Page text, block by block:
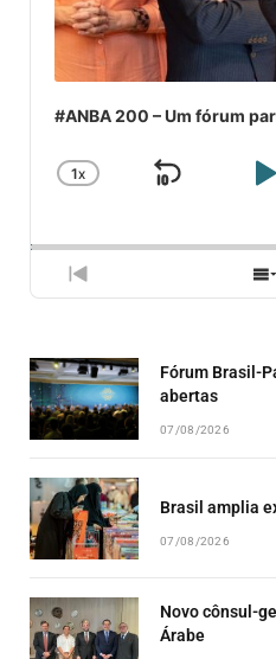
#ANBA 200 – Um fórum
CHANGE
1X
SKIP
PREVIOUS
EPISODE
Fórum Brasil-
abertas
07/08/2026
Brasil amplia
07/08/2026
Novo cônsul-
Árabe